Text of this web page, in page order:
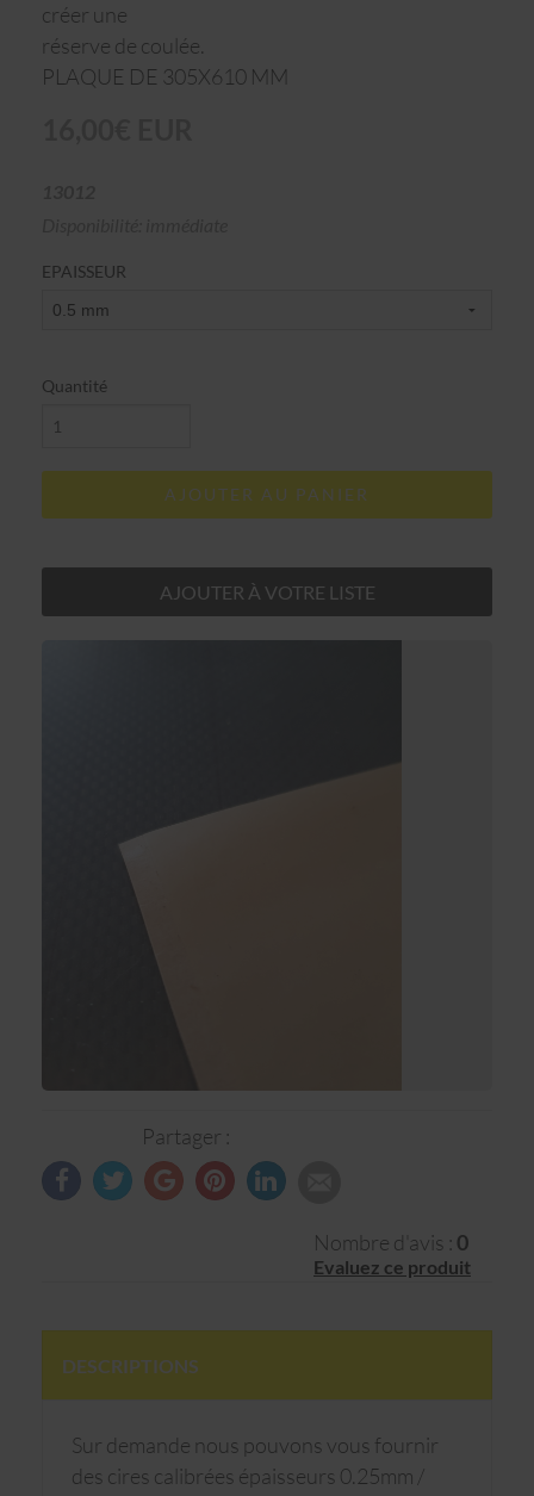
créer une
réserve de coulée.
PLAQUE DE 305X610 MM
EPAISSEUR
Quantité
AJOUTER AU PANIER
AJOUTER À VOTRE LISTE
Partager :
Nombre d'avis : 0
Evaluez ce produit
DESCRIPTIONS
Sur demande nous pouvons vous fournir
des cires calibrées épaisseurs 0.25mm /